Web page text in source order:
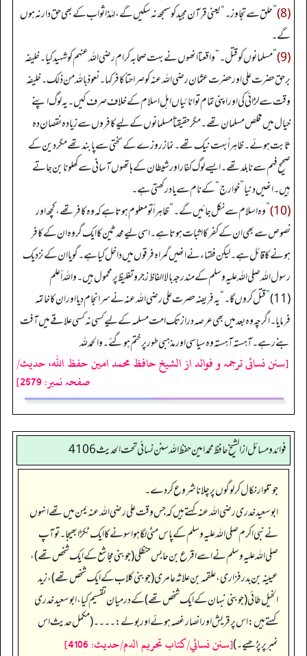
(8)
”حلق سے تجاوز۔“یعنی قرآن مجید کو سمجھ نہ سکیں گے، لہٰذا ثواب کے بھی حق دار نہ ہوں
گے۔
(9)
”مسلمانوں کو قتل۔“واقعتا انھوں نے بہت صحابہ کرام رضی اللہ عنہم کو شہید کیا۔ خلیفہ
برحق حضرت علی اور حضرت عثمان رضی اللہ عنہ کو صراحتاً کافر کہا۔ نعوذ باللہ من ذلك۔ خلیفہ
وقت سے لڑائی کی اور اپنی تمام توانائیاں اہل اسلام کے خلاف صرف کیں۔ یہ لوگ اپنے
خیال میں مخلص مسلمان تھے۔ مگر حقیقتاً مسلمانوں کے لیے کافروں سے زیادہ نقصان دہ
ثابت ہوئے۔ ظاہراً بہت نیک تھے۔ نماز روزے کے سختی سے پابند تھے مگر دین کے
صحیح فہم سے نابلد تھے۔ ایسے لوگ کفار اور شیطان کے ہاتھوں آسانی سے کھلونا بن جاتے
ہیں۔ انھیں دنیا”خوارج“کے نام سے یاد رکھتی ہے۔
(10)
”وہ اسلام سے نکل جائیں گے۔“ظاہراً تو معلوم ہوتا ہے کہ وہ کافر تھے، کچھ اور
نصوص سے بھی ان کے کفر کا اثبات ہوتا ہے۔ اسی لیے محدثین کا ایک گروہ ان کے کافر
ہونے کا قائل ہے۔ لیکن فقہاء نے انھیں گمراہ فرقوں میں داخل کیا ہے۔ گویا ان کے نزدیک
رسول اللہ صلی اللہ علیہ وسلم کے مندرجہ بالا الفاظ زجر و تغلیظ پر محمول ہیں۔ واللہ أعلم
(11)
”قتل کروں گا۔“یہ فریضہ حصرت علی رضی اللہ عنہ نے سر انجام دیا اور ان کا خاتمہ
فرمایا۔ اگرچہ وہ بعد میں بھی عرصہ دراز تک امت مسلمہ کے لیے کسی نہ کسی علاقے میں آفت
بنے رہے۔ آہستہ آہستہ وہ سیاسی اور مذہبی طور پر ختم ہوگئے۔ والحمد للہ
[سنن نسائی ترجمہ و فوائد از الشیخ حافظ محمد امین حفظ اللہ، حدیث/
صفحہ نمبر: 2579]
فوائد ومسائل از الشيخ حافظ محمد امين حفظ الله سنن نسائي تحت الحديث4106
جو تلوار نکال کر لوگوں پر چلانا شروع کر دے۔
ابو سعید خدری رضی اللہ عنہ کہتے ہیں کہ جس وقت علی رضی اللہ عنہ یمن میں تھے انہوں
نے نبی اکرم صلی اللہ علیہ وسلم کے پاس مٹی لگا ہوا سونے کا ایک ٹکڑا بھیجا۔ تو آپ
صلی اللہ علیہ وسلم نے اسے اقرع بن حابس حنظلی (جو بنی مجاشع کے ایک شخص تھے)،
عیینہ بن بدر فزاری، علقمہ بن علاثہ عامری (جو بنی کلاب کے ایک شخص تھے)، زید
الخیل طائی (جو بنی نبہان کے ایک شخص تھے) کے درمیان تقسیم کیا، ابو سعید خدری
کہتے ہیں: اس پر قریش اور انصار غصہ ہوئے اور بولے:۔۔۔۔ (مکمل حدیث اس
نمبر پر پڑھیے۔)[سنن نسائي/كتاب تحريم الدم/حدیث: 4106]